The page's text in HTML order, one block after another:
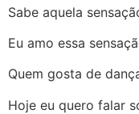
Sabe aquela
Eu amo essa
Quem gosta de
Hoje eu quero falar